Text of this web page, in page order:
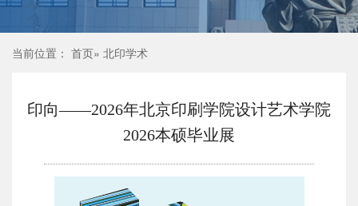
当前位置： 首页» 北印学术
印向——2026年北京印刷学院设计艺术学院
2026本硕毕业展